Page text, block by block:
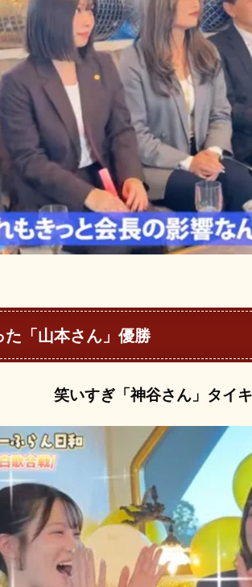
た「山本さん」優勝
笑いすぎ「神谷さん」タイ